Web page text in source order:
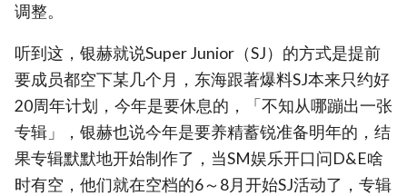
调整。
听到这，银赫就说Super Junior（SJ）的方式是提前
要成员都空下某几个月，东海跟著爆料SJ本来只约好
20周年计划，今年是要休息的，「不知从哪蹦出一张
专辑」，银赫也说今年是要养精蓄锐准备明年的，结
果专辑默默地开始制作了，当SM娱乐开口问D&E啥
时有空，他们就在空档的6～8月开始SJ活动了，专辑